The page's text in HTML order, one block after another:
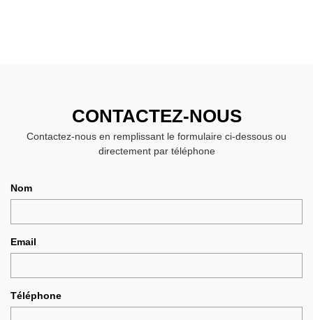
CONTACTEZ-NOUS
Contactez-nous en remplissant le formulaire ci-dessous ou
directement par téléphone
Nom
Email
Téléphone